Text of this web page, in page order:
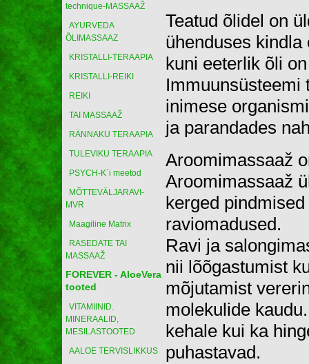
technique-MASSAAŽ
AYURVEDA
ÕLIMASSAAZ
KRISTALLI-TERAAPIA
KRISTALLI-REIKI
REIKI
TAI MASSAAŽ
RÄNNAKU TERAAPIA
TULEVIKU TERAAPIA
PSYCH-K´i meetod
MÕTTEVÄLJARAVI-
MVR
Maagiline Matrix
RASEDATE TAI
MASSAAŽ
FOREVER - AloeVera
tooted
VITAMIINID.
MINERAALID,
MESILASTOOTED
AALOE TERVISLIKKUS
Teatud õlidel on
ühenduses
kuni eeterlik õli
Immuunsüsteemi
inimese
ja parandades
Aroomimassaaž
Aroomimassaaž
kerged
raviomadused.
Ravi ja
nii lõõgastumist
mõjutamist
molekulide
kehale kui ka
puhastavad.